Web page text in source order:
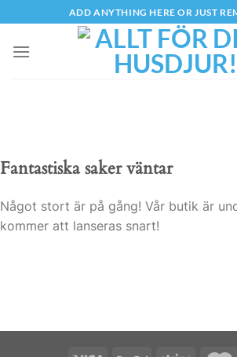
to
content
ADD ANYTHING HERE OR JUST
Fantastiska saker väntar
Något stort är på gång! Vår butik är
kommer att lanseras snart!